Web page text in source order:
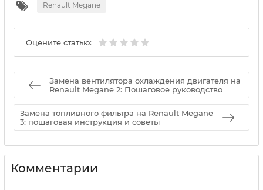
Renault Megane
Оцените статью:
Замена вентилятора охлаждения двигателя на
Renault Megane 2: Пошаговое руководство
Замена топливного фильтра на Renault Megane
3: пошаговая инструкция и советы
Комментарии